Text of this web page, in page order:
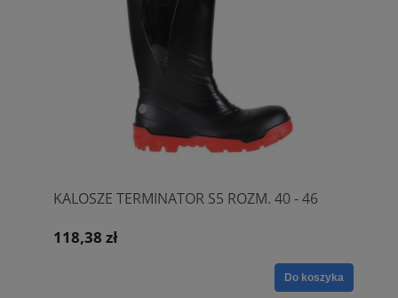
KALOSZE TERMINATOR S5 ROZM. 40 - 46
118,38 zł
Do koszyka